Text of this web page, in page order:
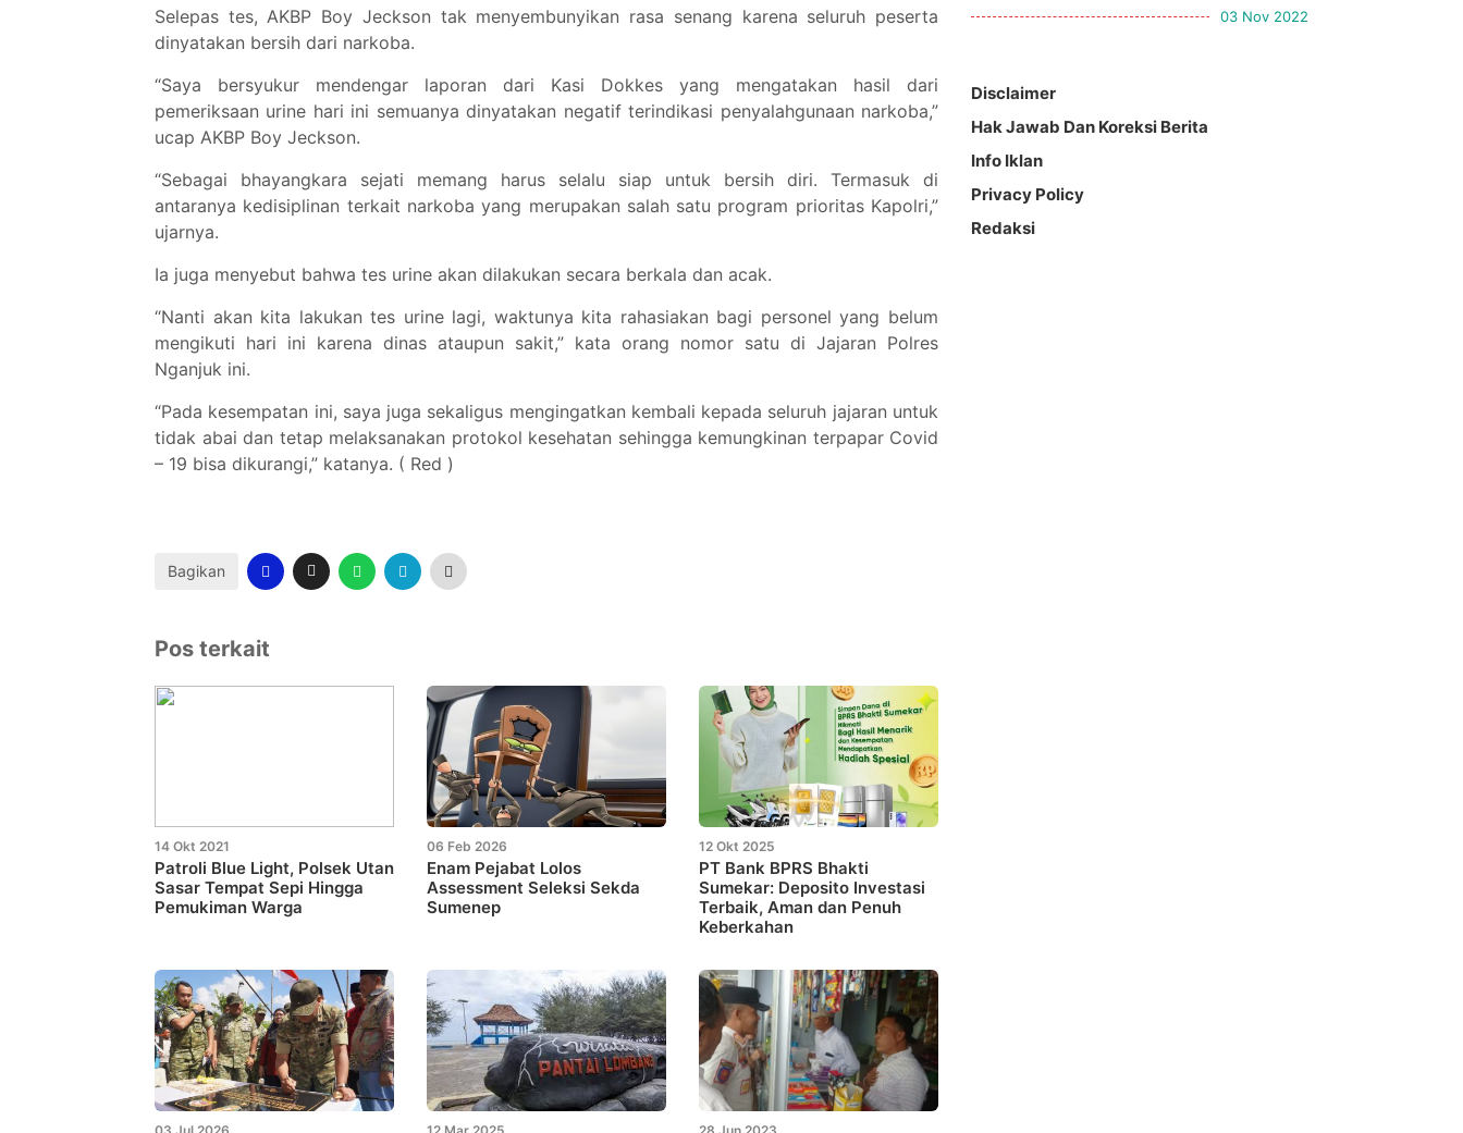
Selepas tes, AKBP Boy Jeckson tak menyembunyikan rasa senang karena seluruh peserta
dinyatakan bersih dari narkoba.
“Saya bersyukur mendengar laporan dari Kasi Dokkes yang mengatakan hasil dari
pemeriksaan urine hari ini semuanya dinyatakan negatif terindikasi penyalahgunaan narkoba,”
ucap AKBP Boy Jeckson.
“Sebagai bhayangkara sejati memang harus selalu siap untuk bersih diri. Termasuk di
antaranya kedisiplinan terkait narkoba yang merupakan salah satu program prioritas Kapolri,”
ujarnya.
Ia juga menyebut bahwa tes urine akan dilakukan secara berkala dan acak.
“Nanti akan kita lakukan tes urine lagi, waktunya kita rahasiakan bagi personel yang belum
mengikuti hari ini karena dinas ataupun sakit,” kata orang nomor satu di Jajaran Polres
Nganjuk ini.
“Pada kesempatan ini, saya juga sekaligus mengingatkan kembali kepada seluruh jajaran untuk
tidak abai dan tetap melaksanakan protokol kesehatan sehingga kemungkinan terpapar Covid
– 19 bisa dikurangi,” katanya. ( Red )
Bagikan
Pos terkait
14 Okt 2021
Patroli Blue Light, Polsek Utan
Sasar Tempat Sepi Hingga
Pemukiman Warga
06 Feb 2026
Enam Pejabat Lolos
Assessment Seleksi Sekda
Sumenep
12 Okt 2025
PT Bank BPRS Bhakti
Sumekar: Deposito Investasi
Terbaik, Aman dan Penuh
Keberkahan
03 Nov 2022
Disclaimer
Hak Jawab Dan Koreksi Berita
Info Iklan
Privacy Policy
Redaksi